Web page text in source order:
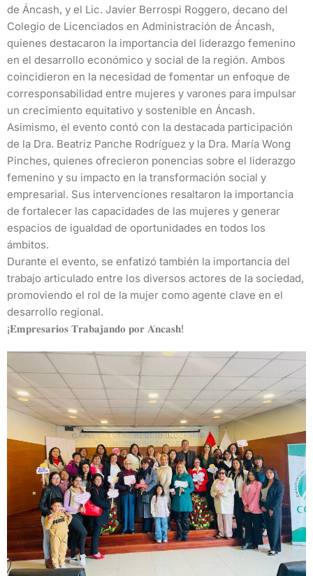
de Áncash, y el Lic. Javier Berrospi Roggero, decano del
Colegio de Licenciados en Administración de Áncash,
quienes destacaron la importancia del liderazgo femenino
en el desarrollo económico y social de la región. Ambos
coincidieron en la necesidad de fomentar un enfoque de
corresponsabilidad entre mujeres y varones para impulsar
un crecimiento equitativo y sostenible en Áncash.
Asimismo, el evento contó con la destacada participación
de la Dra. Beatriz Panche Rodríguez y la Dra. María Wong
Pinches, quienes ofrecieron ponencias sobre el liderazgo
femenino y su impacto en la transformación social y
empresarial. Sus intervenciones resaltaron la importancia
de fortalecer las capacidades de las mujeres y generar
espacios de igualdad de oportunidades en todos los
ámbitos.
Durante el evento, se enfatizó también la importancia del
trabajo articulado entre los diversos actores de la sociedad,
promoviendo el rol de la mujer como agente clave en el
desarrollo regional.
¡𝐄𝐦𝐩𝐫𝐞𝐬𝐚𝐫𝐢𝐨𝐬 𝐓𝐫𝐚𝐛𝐚𝐣𝐚𝐧𝐝𝐨 𝐩𝐨𝐫 𝐀́𝐧𝐜𝐚𝐬𝐡!